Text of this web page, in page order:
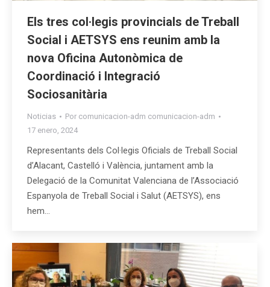
Els tres col·legis provincials de Treball
Social i AETSYS ens reunim amb la
nova Oficina Autonòmica de
Coordinació i Integració
Sociosanitària
Noticias Por comunicacion-adm comunicacion-adm
17 enero, 2024
Representants dels Col·legis Oficials de Treball Social
d’Alacant, Castelló i València, juntament amb la
Delegació de la Comunitat Valenciana de l’Associació
Espanyola de Treball Social i Salut (AETSYS), ens
hem…